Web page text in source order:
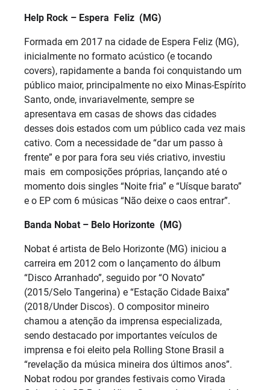
Help Rock – Espera Feliz (MG)
Formada em 2017 na cidade de Espera Feliz (MG),
inicialmente no formato acústico (e tocando
covers), rapidamente a banda foi conquistando um
público maior, principalmente no eixo Minas-Espírito
Santo, onde, invariavelmente, sempre se
apresentava em casas de shows das cidades
desses dois estados com um público cada vez mais
cativo. Com a necessidade de “dar um passo à
frente” e por para fora seu viés criativo, investiu
mais em composições próprias, lançando até o
momento dois singles “Noite fria” e “Uísque barato”
e o EP com 6 músicas “Não deixe o caos entrar”.
Banda Nobat – Belo Horizonte (MG)
Nobat é artista de Belo Horizonte (MG) iniciou a
carreira em 2012 com o lançamento do álbum
“Disco Arranhado”, seguido por “O Novato”
(2015/Selo Tangerina) e “Estação Cidade Baixa”
(2018/Under Discos). O compositor mineiro
chamou a atenção da imprensa especializada,
sendo destacado por importantes veículos de
imprensa e foi eleito pela Rolling Stone Brasil a
“revelação da música mineira dos últimos anos”.
Nobat rodou por grandes festivais como Virada